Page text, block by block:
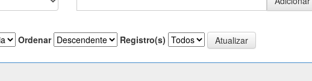
Ordenar Registro(s)